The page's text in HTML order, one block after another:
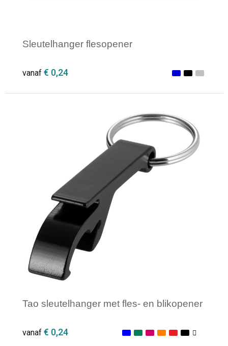
Sleutelhanger flesopener
vanaf € 0,24
Minimale afname: 1
Tao sleutelhanger met fles- en blikopener
vanaf € 0,24